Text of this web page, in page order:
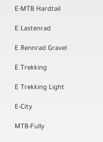
E-MTB Hardtail
E Lastenrad
E Rennrad Gravel
E Trekking
E Trekking Light
E-City
MTB-Fully